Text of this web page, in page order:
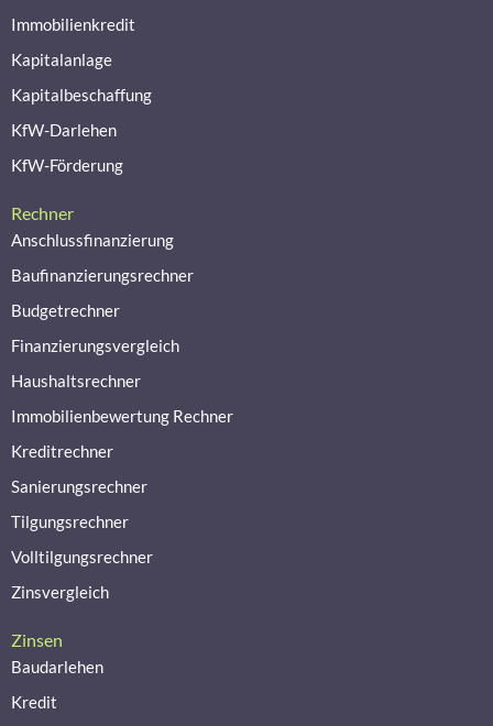
Immobilienkredit
Kapitalanlage
Kapitalbeschaffung
KfW-Darlehen
KfW-Förderung
Rechner
Anschlussfinanzierung
Baufinanzierungsrechner
Budgetrechner
Finanzierungsvergleich
Haushaltsrechner
Immobilienbewertung Rechner
Kreditrechner
Sanierungsrechner
Tilgungsrechner
Volltilgungsrechner
Zinsvergleich
Zinsen
Baudarlehen
Kredit